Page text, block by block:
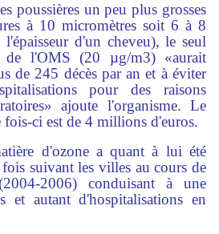
poussières un peu plus grosses
à 10 micromètres soit 6 à 8
d'un cheveu), le seul
de l'OMS (20 µg/m3) «aurait
de 245 décès par an et à éviter
pour des raisons
ajoute l'organisme. Le
fois-ci est de 4 millions d'euros.
d'ozone a quant à lui été
suivant les villes au cours de
2006) conduisant à une
et autant d'hospitalisations en